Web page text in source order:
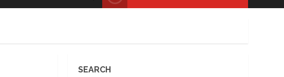
SEARCH